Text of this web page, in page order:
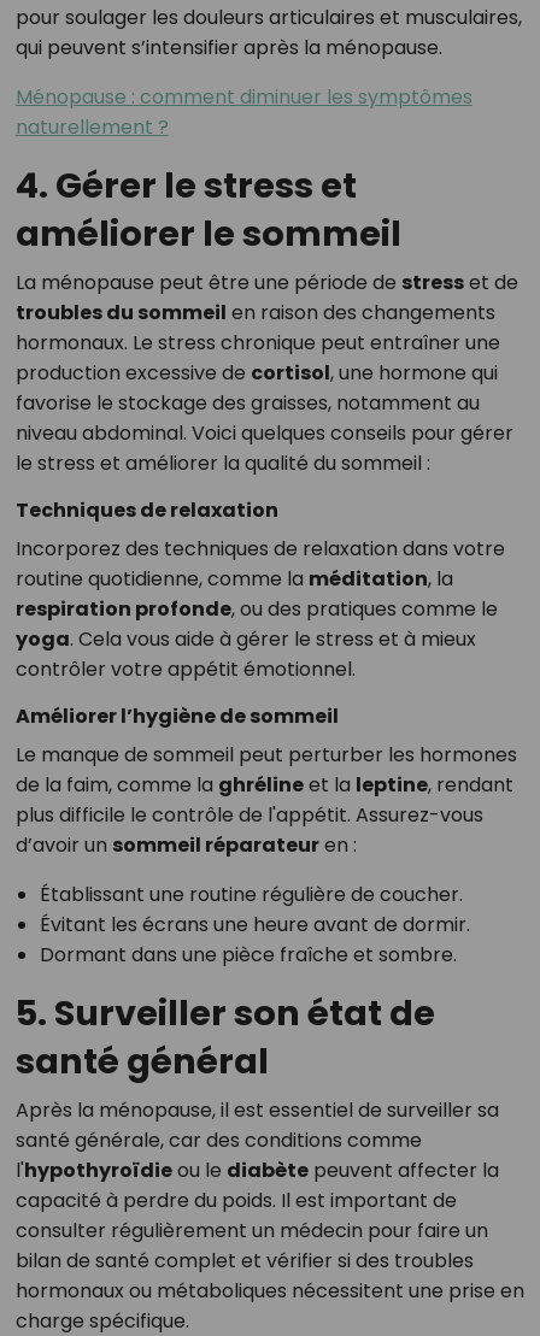
pour soulager les douleurs articulaires et musculaires,
qui peuvent s’intensifier après la ménopause.
Ménopause : comment diminuer les symptômes
naturellement ?
4. Gérer le stress et
améliorer le sommeil
La ménopause peut être une période de stresset de
troubles du sommeil en raison des changements
hormonaux. Le stress chronique peut entraîner une
production excessive de cortisol, une hormone qui
favorise le stockage des graisses, notamment au
niveau abdominal. Voici quelques conseils pour gérer
le stress et améliorer la qualité du sommeil :
Techniques de relaxation
Incorporez des techniques de relaxation dans votre
routine quotidienne, comme la méditation, la
respiration profonde, ou des pratiques comme le
yoga. Cela vous aide à gérer le stress et à mieux
contrôler votre appétit émotionnel.
Améliorer l’hygiène de sommeil
Le manque de sommeil peut perturber les hormones
de la faim, comme la ghrélineet la leptine, rendant
plus difficile le contrôle de l'appétit. Assurez-vous
d’avoir un sommeil réparateuren :
Établissant une routine régulière de coucher.
Évitant les écrans une heure avant de dormir.
Dormant dans une pièce fraîche et sombre.
5. Surveiller son état de
santé général
Après la ménopause, il est essentiel de surveiller sa
santé générale, car des conditions comme
l'hypothyroïdieou le diabètepeuvent affecter la
capacité à perdre du poids. Il est important de
consulter régulièrement un médecin pour faire un
bilan de santé complet et vérifier si des troubles
hormonaux ou métaboliques nécessitent une prise en
charge spécifique.